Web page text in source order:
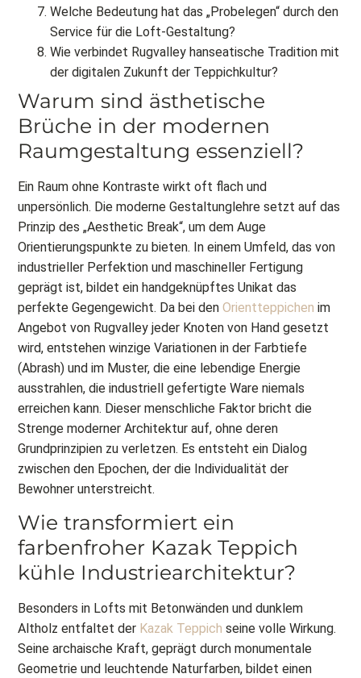
Welche Bedeutung hat das „Probelegen“ durch den
Service für die Loft-Gestaltung?
Wie verbindet Rugvalley hanseatische Tradition mit
der digitalen Zukunft der Teppichkultur?
Warum sind ästhetische
Brüche in der modernen
Raumgestaltung essenziell?
Ein Raum ohne Kontraste wirkt oft flach und
unpersönlich. Die moderne Gestaltunglehre setzt auf das
Prinzip des „Aesthetic Break“, um dem Auge
Orientierungspunkte zu bieten. In einem Umfeld, das von
industrieller Perfektion und maschineller Fertigung
geprägt ist, bildet ein handgeknüpftes Unikat das
perfekte Gegengewicht. Da bei denOrientteppichen im
Angebot von Rugvalley jeder Knoten von Hand gesetzt
wird, entstehen winzige Variationen in der Farbtiefe
(Abrash) und im Muster, die eine lebendige Energie
ausstrahlen, die industriell gefertigte Ware niemals
erreichen kann. Dieser menschliche Faktor bricht die
Strenge moderner Architektur auf, ohne deren
Grundprinzipien zu verletzen. Es entsteht ein Dialog
zwischen den Epochen, der die Individualität der
Bewohner unterstreicht.
Wie transformiert ein
farbenfroher Kazak Teppich
kühle Industriearchitektur?
Besonders in Lofts mit Betonwänden und dunklem
Altholz entfaltet der Kazak Teppich seine volle Wirkung.
Seine archaische Kraft, geprägt durch monumentale
Geometrie und leuchtende Naturfarben, bildet einen